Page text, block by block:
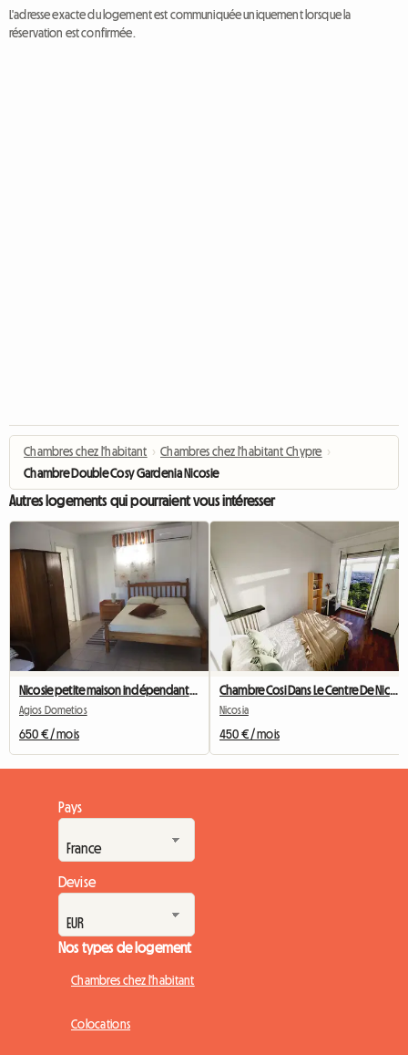
L'adresse exacte du logement est communiquée uniquement lorsque la
réservation est confirmée.
Chambres chez l'habitant › Chambres chez l'habitant Chypre ›
Chambre Double Cosy Gardenia Nicosie
Autres logements qui pourraient vous intéresser
Nicosie petite maison indépendante confortable
Agios Dometios
650 € / mois
Chambre Cosi Dans Le Centre De Nicosie
Nicosia
450 € / mois
Pays
Devise
Nos types de logement
Chambres chez l'habitant
Colocations